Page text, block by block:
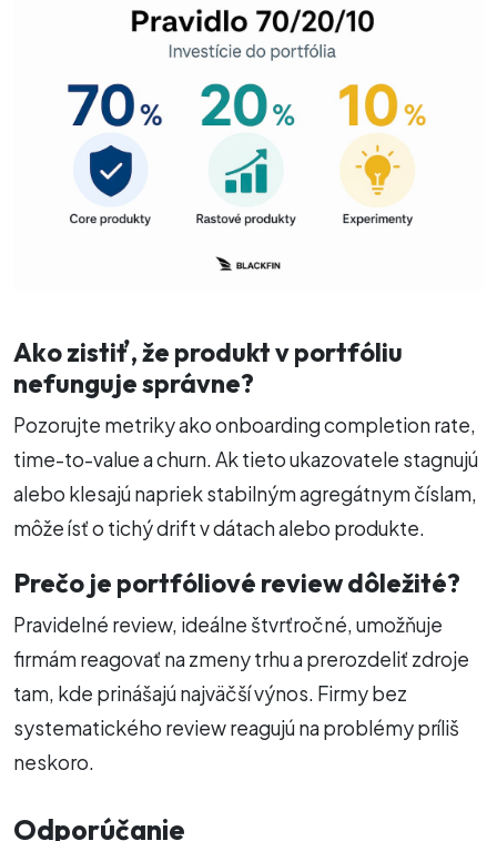
Ako zistiť, že produkt v portfóliu
nefunguje správne?
Pozorujte metriky ako onboarding completion rate,
time-to-value a churn. Ak tieto ukazovatele stagnujú
alebo klesajú napriek stabilným agregátnym číslam,
môže ísť o tichý drift v dátach alebo produkte.
Prečo je portfóliové review dôležité?
Pravidelné review, ideálne štvrťročné, umožňuje
firmám reagovať na zmeny trhu a prerozdeliť zdroje
tam, kde prinášajú najväčší výnos. Firmy bez
systematického review reagujú na problémy príliš
neskoro.
Odporúčanie